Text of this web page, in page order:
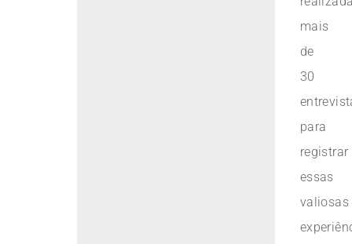
mais
de
30
para
registrar
essas
valiosas